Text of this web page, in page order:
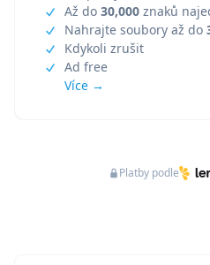
Až do 30,000 znaků
Nahrajte soubory až do
Kdykoli zrušit
Ad free
Více →
Platby podle